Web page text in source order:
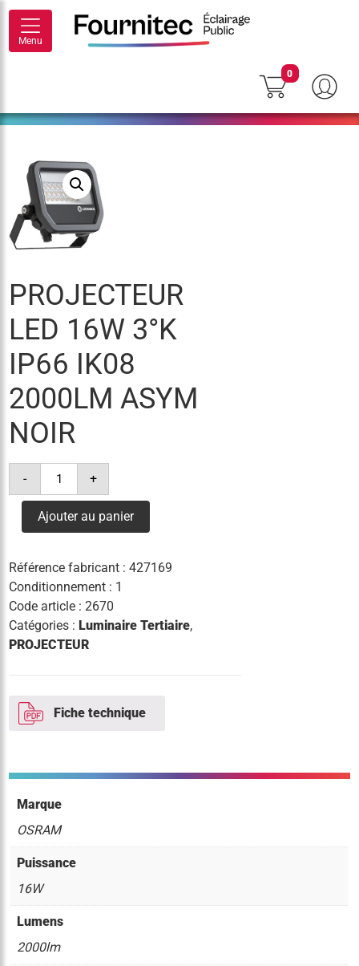
Menu
0
PROJECTEUR
LED 16W 3°K
IP66 IK08
2000LM ASYM
NOIR
-
quantité
projecteur
16w
3°k
2000lm
asym
noir
+
Ajouter au panier
Référence fabricant :427169
Conditionnement : 1
Code article :2670
Catégories :Luminaire Tertiaire,
PROJECTEUR
Fiche technique
Marque
OSRAM
Puissance
16W
Lumens
2000lm